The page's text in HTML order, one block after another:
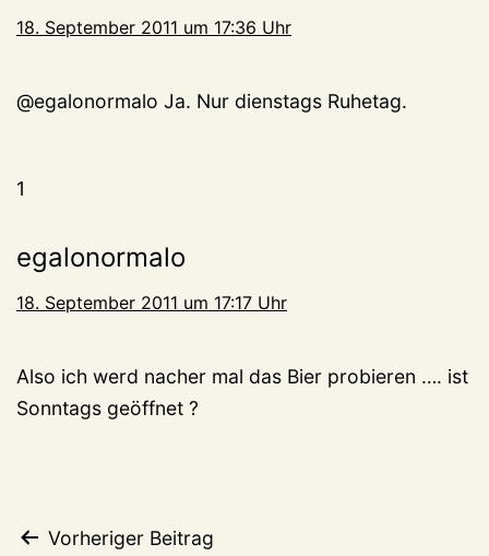
18. September 2011 um 17:36 Uhr
@egalonormalo Ja. Nur dienstags Ruhetag.
1
egalonormalo
18. September 2011 um 17:17 Uhr
Also ich werd nacher mal das Bier probieren …. ist
Sonntags geöffnet ?
Beitragsnavigation
Vorheriger Beitrag